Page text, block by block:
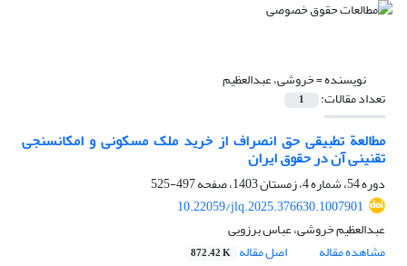
نویسنده =خروشی، عبدالعظیم
تعداد مقالات: 1
مطالعة تطبیقی حق انصراف از خرید ملک مسکونی و امکان‏سنجی
تقنینی آن در حقوق ایران
دوره 54، شماره 4، زمستان 1403، صفحه
497-525
10.22059/jlq.2025.376630.1007901
عبدالعظیم خروشی، عباس برزویی
مشاهده مقاله
اصل مقاله 872.42 K